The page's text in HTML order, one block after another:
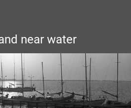
near water